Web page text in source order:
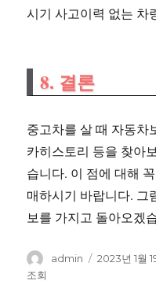
시기 사고이력 없는 차
8. 결론
중고차를 살 때 자동차
카히스토리 등을 찾아
습니다. 이 점에 대해
매하시기 바랍니다. 그
보를 가지고 돌아오겠
글
admin
작
2023년 1월
조회